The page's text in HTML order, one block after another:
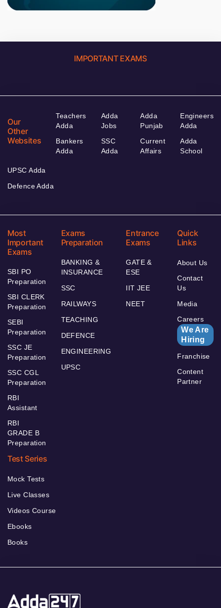
IMPORTANT EXAMS
Our
Other
Websites
Teachers
Adda
Bankers
Adda
Adda
Jobs
SSC
Adda
Adda
Punjab
Current
Affairs
Engineers
Adda
Adda
School
UPSC Adda
Defence Adda
Most
Important
Exams
SBI PO
Preparation
SBI CLERK
Preparation
SEBI
Preparation
SSC JE
Preparation
SSC CGL
Preparation
RBI
Assistant
RBI
GRADE B
Preparation
Exams
Preparation
BANKING &
INSURANCE
SSC
RAILWAYS
TEACHING
DEFENCE
ENGINEERING
UPSC
Entrance
Exams
GATE &
ESE
IIT JEE
NEET
Quick
Links
About Us
Contact
Us
Media
Careers
We Are
Hiring
Franchise
Content
Partner
Test Series
Mock Tests
Live Classes
Videos Course
Ebooks
Books